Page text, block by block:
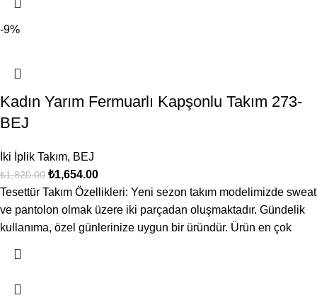
-9%
Kadın Yarım Fermuarlı Kapşonlu Takım 273-
BEJ
İki İplik Takım, BEJ
₺1,820.00 ₺1,654.00
Tesettür Takım Özellikleri: Yeni sezon takım modelimizde sweat
ve pantolon olmak üzere iki parçadan oluşmaktadır. Gündelik
kullanıma, özel günlerinize uygun bir üründür. Ürün en çok